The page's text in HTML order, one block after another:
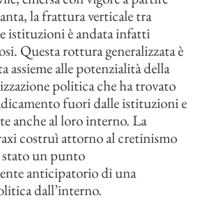
la frattura verticale tra
istituzioni è andata infatti
Questa rottura generalizzata è
assieme alle potenzialità della
politica che ha trovato
fuori dalle istituzioni e
anche al loro interno. La
costruì attorno al cretinismo
stato un punto
anticipatorio di una
dall’interno.